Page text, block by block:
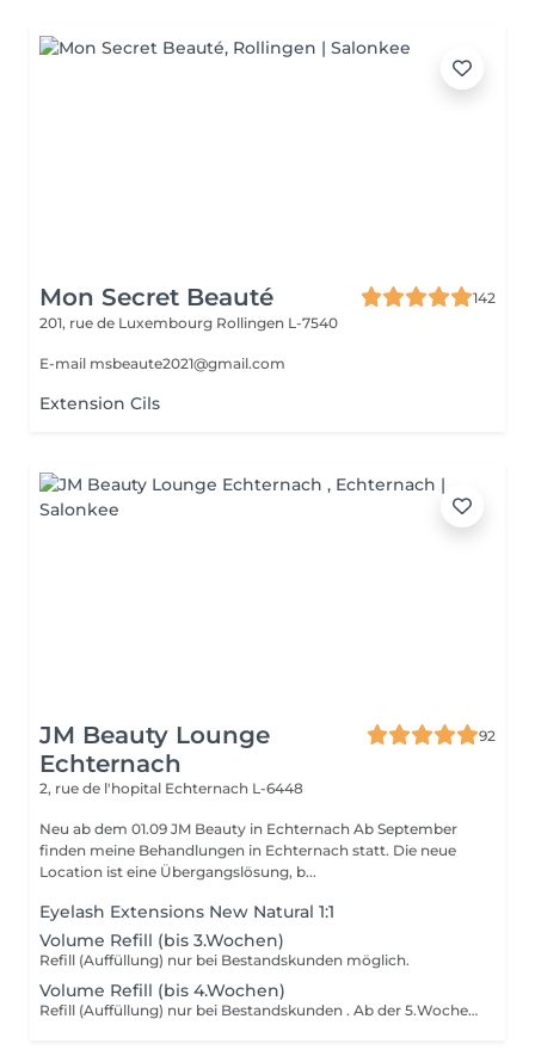
Mon Secret Beauté
142
201, rue de Luxembourg Rollingen L-7540
E-mail msbeaute2021@gmail.com
Extension Cils
JM Beauty Lounge
Echternach
92
2, rue de l'hopital Echternach L-6448
Neu ab dem 01.09 JM Beauty in Echternach Ab September
finden meine Behandlungen in Echternach statt. Die neue
Location ist eine Übergangslösung, b...
Eyelash Extensions New Natural 1:1
Volume Refill (bis 3.Wochen)
Refill (Auffüllung) nur bei Bestandskunden möglich.
Volume Refill (bis 4.Wochen)
Refill (Auffüllung) nur bei Bestandskunden . Ab der 5.Woche Neupreis